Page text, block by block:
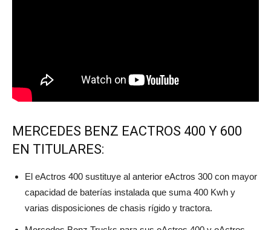
MERCEDES BENZ EACTROS 400 Y 600
EN TITULARES:
El eActros 400 sustituye al anterior eActros 300 con mayor
capacidad de baterías instalada que suma 400 Kwh y
varias disposiciones de chasis rígido y tractora.